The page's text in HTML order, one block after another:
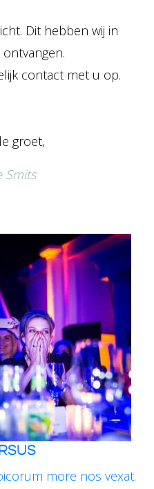
Dit hebben wij in
contact met u op.
groet,
Smits
more nos vexat.